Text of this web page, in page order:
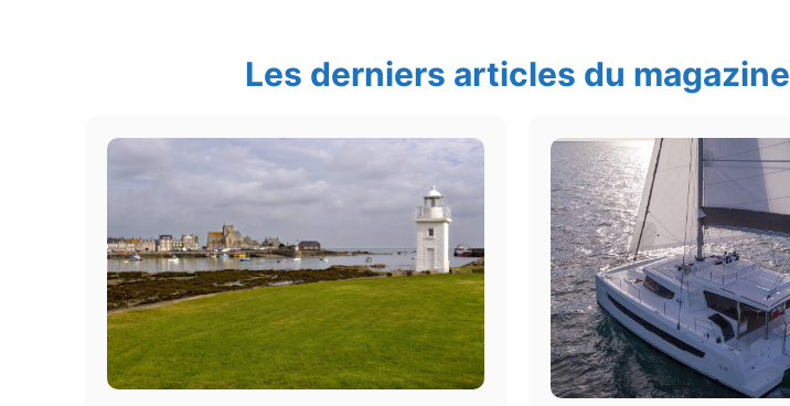
Les derniers articles du magazine